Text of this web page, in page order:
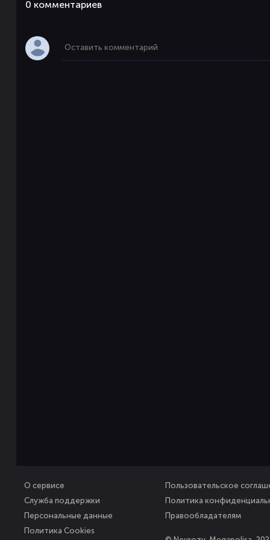
0 комментaриев
О сервисе
Служба поддержки
Персональные данные
Политика Cookies
Пользовательское
Политика
Правообладателям